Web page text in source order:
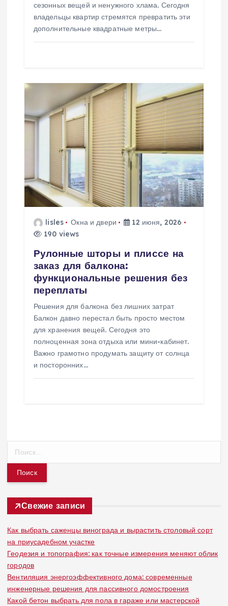
сезонных вещей и ненужного хлама. Сегодня
владельцы квартир стремятся превратить эти
дополнительные квадратные метры…
lisles Окна и двери
12 июня, 2026
190 views
Рулонные шторы и плиссе на
заказ для балкона:
функциональные решения без
переплаты
Решения для балкона без лишних затрат
Балкон давно перестал быть просто местом
для хранения вещей. Сегодня это
полноценная зона отдыха или мини-кабинет.
Важно грамотно продумать защиту от солнца
и посторонних…
т
Свежие записи
Как выбрать саженцы винограда и вырастить столовый сорт
на приусадебном участке
Геодезия и топография: как точные измерения меняют облик
городов
Вентиляция энергоэффективного дома: современные
инженерные решения для пассивного домостроения
Какой бетон выбрать для пола в гараже или мастерской